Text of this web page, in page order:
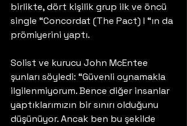
birlikte, dört kişilik grup ilk ve öncü
single “Concordat (The Pact) I “ın da
prömiyerini yaptı.
Solist ve kurucu John McEntee
şunları söyledi: “Güvenli oynamakla
ilgilenmiyorum. Bence diğer insanlar
yaptıklarımızın bir sınırı olduğunu
düşünüyor. Ancak ben bu şekilde